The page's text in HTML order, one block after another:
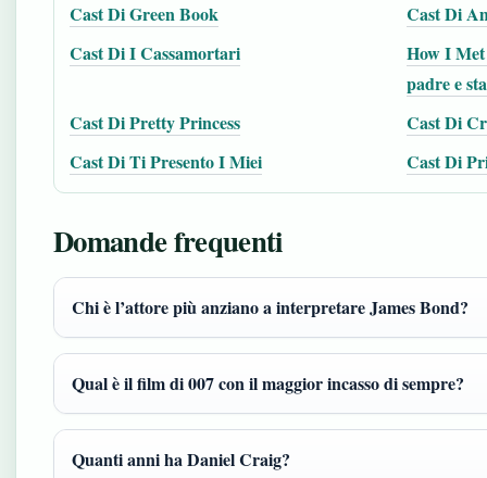
Cast Di Green Book
Cast Di
Cast Di I Cassamortari
How I
padre e
Cast Di Pretty Princess
Cast Di
Cast Di Ti Presento I Miei
Cast Di
Domande frequenti
Chi è l’attore più anziano a interpretare James Bond?
Qual è il film di 007 con il maggior incasso di sempre?
Quanti anni ha Daniel Craig?